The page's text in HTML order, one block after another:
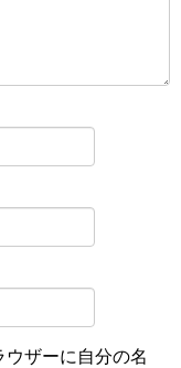
ザーに自分の名